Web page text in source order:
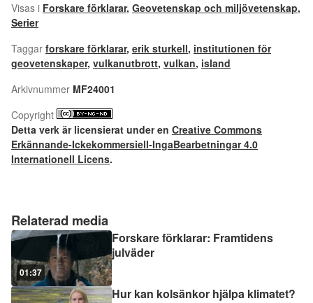
Relaterad media
01:37
Forskare förklarar: Framtidens
julväder
Hur kan kolsänkor hjälpa klimatet?
Visas i Forskare förklarar, Geovetenskap och miljövetenskap,
Serier
Taggar forskare förklarar, erik sturkell, institutionen för
geovetenskaper, vulkanutbrott, vulkan, island
Arkivnummer MF24001
Copyright
Detta verk är licensierat under en Creative Commons
Erkännande-Ickekommersiell-IngaBearbetningar 4.0
Internationell Licens.